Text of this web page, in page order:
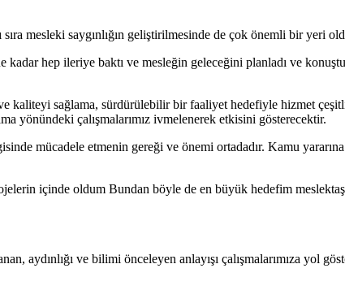
mesleki saygınlığın geliştirilmesinde de çok önemli bir yeri
hep ileriye baktı ve mesleğin geleceğini planladı ve
kaliteyi sağlama, sürdürülebilir bir faaliyet hedefiyle hizmet
yönündeki çalışmalarımız ivmelenerek etkisini gösterecektir.
mücadele etmenin gereği ve önemi ortadadır. Kamu
içinde oldum Bundan böyle de en büyük hedefim
aydınlığı ve bilimi önceleyen anlayışı çalışmalarımıza yol